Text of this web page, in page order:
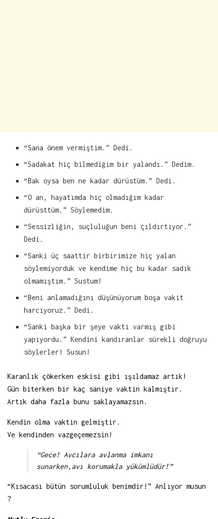
“Sana önem vermiştim.” Dedi.
“Sadakat hiç bilmediğim bir yalandı.” Dedim.
“Bak oysa ben ne kadar dürüstüm.” Dedi.
“O an, hayatımda hiç olmadığım kadar
dürüsttüm.” Söylemedim.
“Sessizliğin, suçluluğun beni çıldırtıyor.”
Dedi.
“Sanki üç saattir birbirimize hiç yalan
söylemiyorduk ve kendime hiç bu kadar sadık
olmamıştım.” Sustum!
“Beni anlamadığını düşünüyorum boşa vakit
harcıyoruz.” Dedi.
“Sanki başka bir şeye vakti varmış gibi
yapıyordu.” Kendini kandıranlar sürekli doğruyu
söylerler! Susun!
Karanlık çökerken eskisi gibi ışıldamaz artık!
Gün biterken bir kaç saniye vaktin kalmıştır.
Artık daha fazla bunu saklayamazsın.
Kendin olma vaktin gelmiştir.
Ve kendinden vazgeçemezsin!
“Gece! Avcılara avlanma imkanı
sunarken,avı korumakla yükümlüdür!”
“Kısacası bütün sorumluluk benimdir!” Anlıyor musun
?